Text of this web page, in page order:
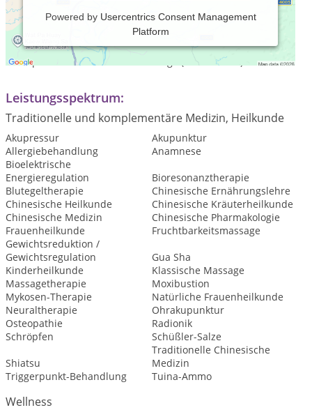
Powered by Usercentrics Consent Management
Platform
Schwerpunkt der Akupunktpraxis Frankfurt ist Traditionelle
Chinesische Medizin (TCM) und klassische Akupunktur, Moxa,
Schröpfen und Chinesische Massage (Tuina Anmo).
Leistungsspektrum:
Traditionelle und komplementäre Medizin, Heilkunde
Akupressur
Akupunktur
Allergiebehandlung
Anamnese
Bioelektrische
Energieregulation
Bioresonanztherapie
Blutegeltherapie
Chinesische Ernährungslehre
Chinesische Heilkunde
Chinesische Kräuterheilkunde
Chinesische Medizin
Chinesische Pharmakologie
Frauenheilkunde
Fruchtbarkeitsmassage
Gewichtsreduktion /
Gewichtsregulation
Gua Sha
Kinderheilkunde
Klassische Massage
Massagetherapie
Moxibustion
Mykosen-Therapie
Natürliche Frauenheilkunde
Neuraltherapie
Ohrakupunktur
Osteopathie
Radionik
Schröpfen
Schüßler-Salze
Shiatsu
Traditionelle Chinesische
Medizin
Triggerpunkt-Behandlung
Tuina-Ammo
Wellness